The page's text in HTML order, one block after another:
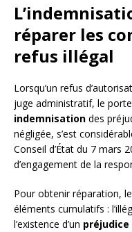
réparer les
refus illégal
Lorsqu’un refus
juge administratif, le
indemnisation des
négligée, s’est
Conseil d’État du 7 mars
d’engagement de la
Pour obtenir réparation,
éléments cumulatifs :
l’existence d’un